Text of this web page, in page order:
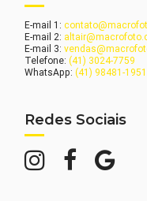
E-mail 1:
E-mail 2:
E-mail 3:
Telefone:(41) 3024-7759
WhatsApp:(41) 98481-1951
Redes Sociais